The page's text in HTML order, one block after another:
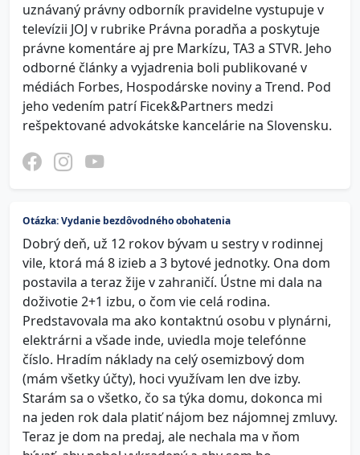
uznávaný právny odborník pravidelne vystupuje v
televízii JOJ v rubrike Právna poradňa a poskytuje
právne komentáre aj pre Markízu, TA3 a STVR. Jeho
odborné články a vyjadrenia boli publikované v
médiách Forbes, Hospodárske noviny a Trend. Pod
jeho vedením patrí Ficek&Partners medzi
rešpektované advokátske kancelárie na Slovensku.
Otázka: Vydanie bezdôvodného obohatenia
Dobrý deň, už 12 rokov bývam u sestry v rodinnej
vile, ktorá má 8 izieb a 3 bytové jednotky. Ona dom
postavila a teraz žije v zahraničí. Ústne mi dala na
doživotie 2+1 izbu, o čom vie celá rodina.
Predstavovala ma ako kontaktnú osobu v plynárni,
elektrárni a všade inde, uviedla moje telefónne
číslo. Hradím náklady na celý osemizbový dom
(mám všetky účty), hoci využívam len dve izby.
Starám sa o všetko, čo sa týka domu, dokonca mi
na jeden rok dala platiť nájom bez nájomnej zmluvy.
Teraz je dom na predaj, ale nechala ma v ňom